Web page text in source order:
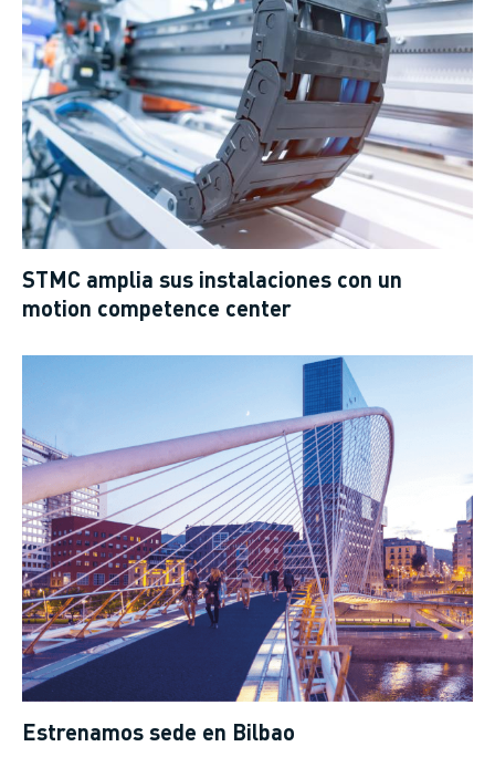
STMC amplia sus instalaciones con un
motion competence center
Estrenamos sede en Bilbao